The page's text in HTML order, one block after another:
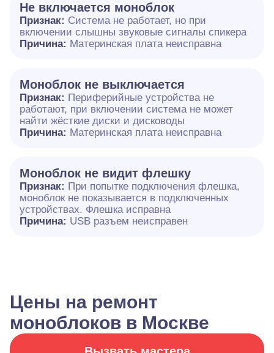
Не включается моноблок
Признак: Система не работает, но при
включении слышны звуковые сигналы спикера
Причина: Материнская плата неисправна
Моноблок не выключается
Признак: Периферийные устройства не
работают, при включении система не может
найти жёсткие диски и дисководы
Причина: Материнская плата неисправна
Моноблок не видит флешку
Признак: При попытке подключения флешка,
моноблок не показывается в подключенных
устройствах. Флешка исправна
Причина: USB разъем неисправен
Цены на ремонт
моноблоков в Москве